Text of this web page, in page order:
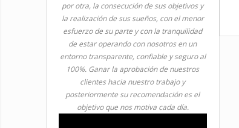
por otra, la consecución de sus objetivos y
la realización de sus sueños, con el menor
esfuerzo de su parte y con la tranquilidad
de estar operando con nosotros en un
entorno transparente, confiable y seguro al
100%. Ganar la aprobación de nuestros
clientes hacia nuestro trabajo y
posteriormente su recomendación es el
objetivo que nos motiva cada día.